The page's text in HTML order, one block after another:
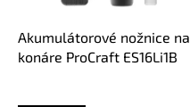
Akumulátorové nožnice na
konáre ProCraft ES16Li1B